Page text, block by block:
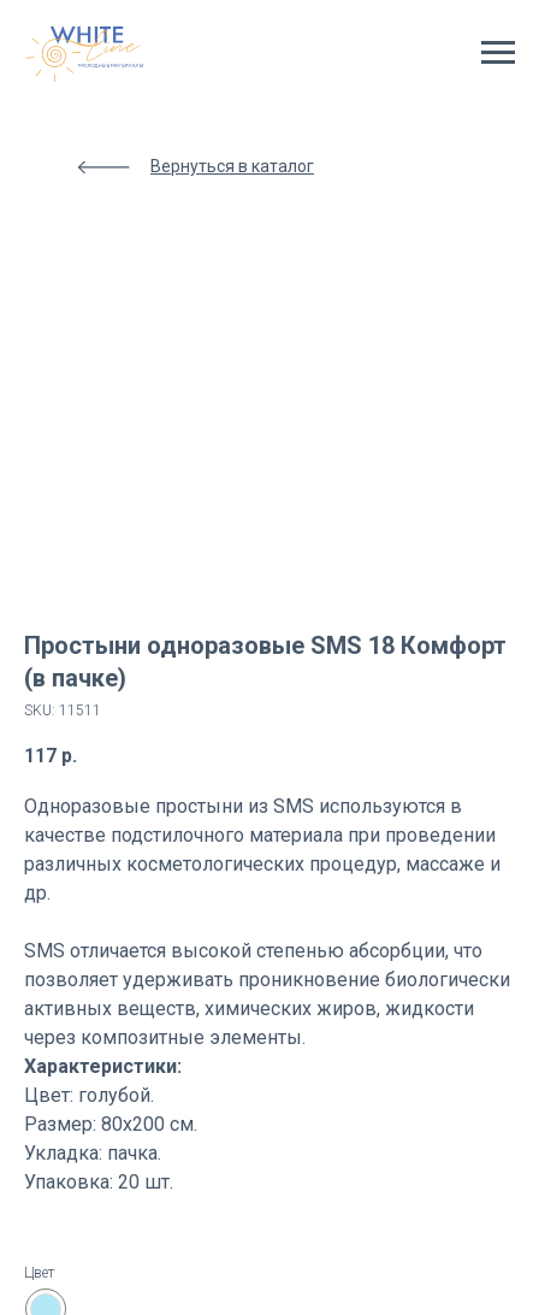
code
Вернуться в каталог
Простыни одноразовые SMS 18 Комфорт
(в пачке)
SKU: 11511
117 р.
Цвет
Одноразовые простыни из SMS используются в
качестве подстилочного материала при проведении
различных косметологических процедур, массаже и
др.
SMS отличается высокой степенью абсорбции, что
позволяет удерживать проникновение биологически
активных веществ, химических жиров, жидкости
через композитные элементы.
Характеристики:
Цвет: голубой.
Размер: 80х200 см.
Укладка: пачка.
Упаковка: 20 шт.